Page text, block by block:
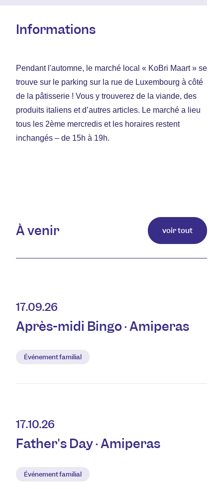
Informations
Pendant l'automne, le marché local « KoBri Maart » se
trouve sur le parking sur la rue de Luxembourg à côté
de la pâtisserie ! Vous y trouverez de la viande, des
produits italiens et d’autres articles. Le marché a lieu
tous les 2ème mercredis et les horaires restent
inchangés – de 15h à 19h.
À venir voir tout
17.09.26
Après-midi Bingo · Amiperas
Événement familial
17.10.26
Father's Day · Amiperas
Événement familial